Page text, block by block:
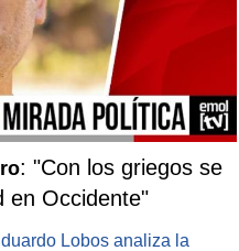
: "Con los griegos se
en Occidente"
Lobos analiza la